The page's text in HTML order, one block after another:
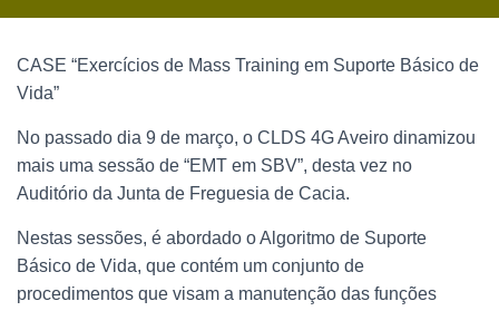
O
CASE “Exercícios de Mass Training em Suporte Básico de
Vida”
No passado dia 9 de março, o CLDS 4G Aveiro dinamizou
mais uma sessão de “EMT em SBV”, desta vez no
Auditório da Junta de Freguesia de Cacia.
Nestas sessões, é abordado o Algoritmo de Suporte
Básico de Vida, que contém um conjunto de
procedimentos que visam a manutenção das funções